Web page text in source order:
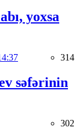
yoxsa
314
səfərinin
302